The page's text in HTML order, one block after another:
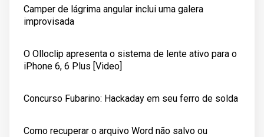
Camper de lágrima angular inclui uma galera
improvisada
O Olloclip apresenta o sistema de lente ativo para o
iPhone 6, 6 Plus [Video]
Concurso Fubarino: Hackaday em seu ferro de solda
Como recuperar o arquivo Word não salvo ou